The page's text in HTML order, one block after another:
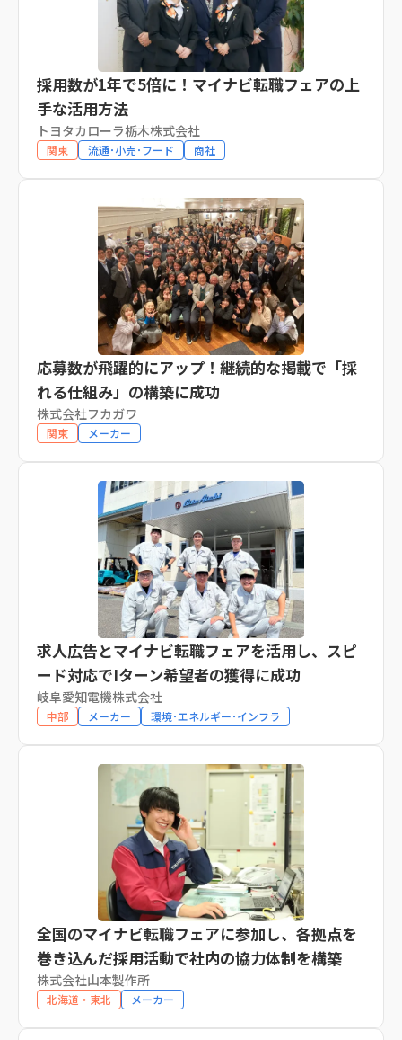
採用数が1年で5倍に！マイナビ転職フェアの上
手な活用方法
トヨタカローラ栃木株式会社
関東 流通･小売･フード 商社
応募数が飛躍的にアップ！継続的な掲載で「採
れる仕組み」の構築に成功
株式会社フカガワ
関東 メーカー
求人広告とマイナビ転職フェアを活用し、スピ
ード対応でIターン希望者の獲得に成功
岐阜愛知電機株式会社
中部 メーカー 環境･エネルギー･インフラ
全国のマイナビ転職フェアに参加し、各拠点を
巻き込んだ採用活動で社内の協力体制を構築
株式会社山本製作所
北海道・東北 メーカー